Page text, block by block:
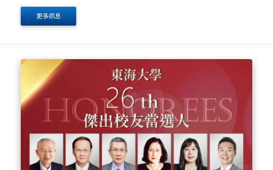
Assessment System，產業專家認證） 頒獎典禮。本次
獎項由 經濟部發證、教育部支持，旨在肯定各大專校院於
推動產業人才培育與專業....
更多訊息